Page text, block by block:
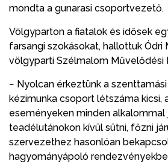
mondta a gunarasi csoportvezető.
Völgyparton a fiatalok és idősek
farsangi szokásokat, hallottuk Ódri
völgyparti Szélmalom Művelődési
− Nyolcan érkeztünk a
kézimunka csoport létszáma kicsi,
eseményeken minden alkalommal
teadélutánokon kívül sütni, főzni
szervezethez hasonlóan
hagyományápoló